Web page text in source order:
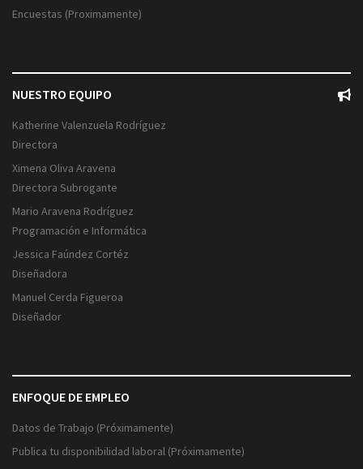
Encuestas (Proximamente)
NUESTRO EQUIPO
Katherine Valenzuela Rodríguez
Directora
Ximena Oliva Aravena
Directora Subrogante
Mario Aravena Rodríguez
Programación e Informática
Jessica Faúndez Cortéz
Diseñadora
Manuel Cerda Figueroa
Diseñador
ENFOQUE DE EMPLEO
Datos de Trabajo (Próximamente)
Publica tu disponibilidad laboral (Próximamente)